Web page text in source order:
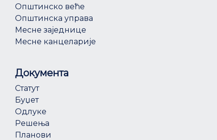
Општинско веће
Општинска управа
Месне заједнице
Месне канцеларије
Документа
Статут
Буџет
Одлуке
Решења
Планови